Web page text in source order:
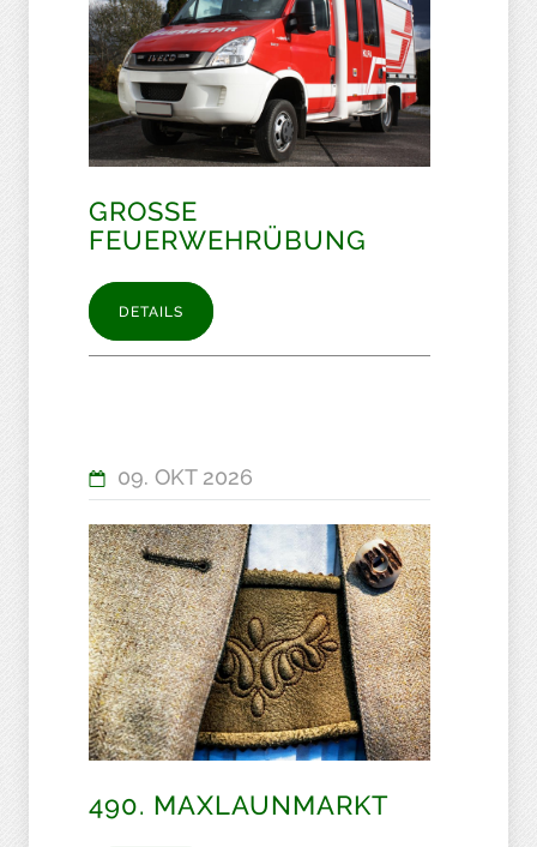
GROSSE F
EUERWEHRÜBUNG
DETAILS
09. OKT 2026
490. MAXLAUNMARKT